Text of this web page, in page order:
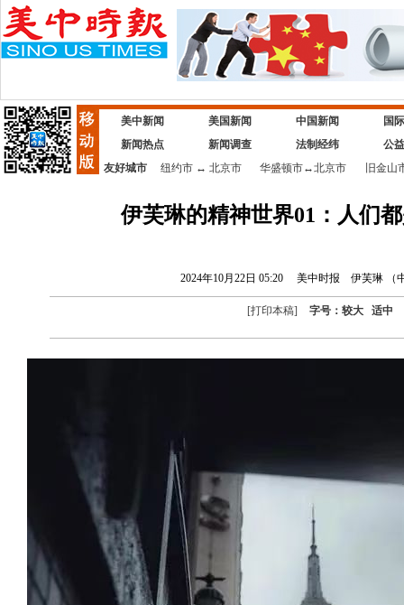
美中新闻 美国新闻 中国新闻
国
新闻热点
新闻调查 法制经纬
公
友好城市
纽约市↔ 北京市 华盛顿市↔北京市 旧金山
伊芙琳的精神世界01：人们
2024年10月22日 05:20 美中时报 伊芙琳 （
[打印本稿] 字号： 较大 适中